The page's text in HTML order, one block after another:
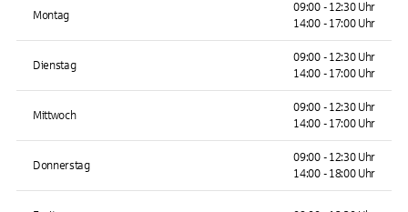
Montag
09:00 - 12:30 Uhr
14:00 - 17:00 Uhr
Dienstag
09:00 - 12:30 Uhr
14:00 - 17:00 Uhr
Mittwoch
09:00 - 12:30 Uhr
14:00 - 17:00 Uhr
Donnerstag
09:00 - 12:30 Uhr
14:00 - 18:00 Uhr